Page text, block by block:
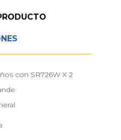
con SR726W X 2